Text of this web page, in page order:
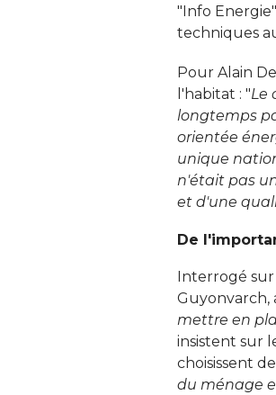
"Info
techniques
Pour Alain
l'habitat : "Le
longtemps
orientée
unique
n'était pas
et d'une
De
Interrogé
Guyonvarch,
mettre en
insistent sur
choisissent
du ménage